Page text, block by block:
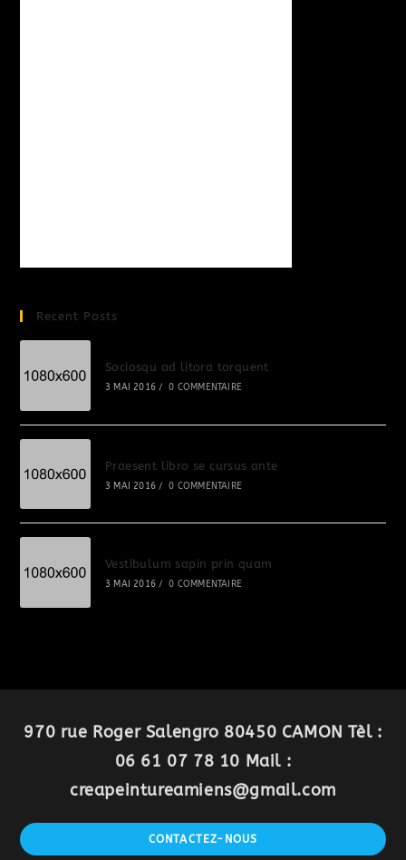
Recent Posts
Sociosqu ad litora torquent
3 MAI 2016 / 0 COMMENTAIRE
Praesent libro se cursus ante
3 MAI 2016 / 0 COMMENTAIRE
Vestibulum sapin prin quam
3 MAI 2016 / 0 COMMENTAIRE
970 rue Roger Salengro 80450 CAMON Tèl :
06 61 07 78 10 Mail :
creapeintureamiens@gmail.com
CONTACTEZ-NOUS